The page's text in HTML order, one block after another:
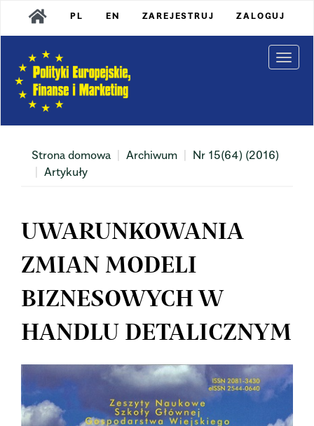
Main
Navigation
Content
Sidebar
PL EN ZAREJESTRUJ ZALOGUJ
Strona domowa Archiwum
Nr 15(64) (2016)
Artykuły
UWARUNKOWANIA
ZMIAN MODELI
BIZNESOWYCH W
HANDLU DETALICZNYM
Article
Sidebar